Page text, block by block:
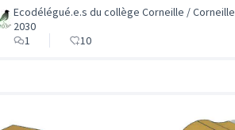
Ecodélégué.e.s du collège Corneille / Corneille
2030
1
10